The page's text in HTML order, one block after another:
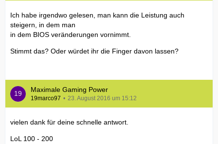
Ich habe irgendwo gelesen, man kann die Leistung auch
steigern, in dem man
in dem BIOS veränderungen vornimmt.
Stimmt das? Oder würdet ihr die Finger davon lassen?
Maximale Gaming Power
19marco97 23. August 2016 um 15:12
vielen dank für deine schnelle antwort.
LoL 100 - 200